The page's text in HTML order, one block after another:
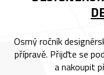
Osmý ročník
přípravě. Přijďte se
a nakoupit